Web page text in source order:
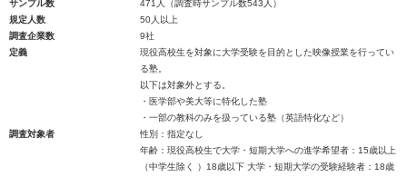
サンプル数
471人（調査時サンプル数543人）
規定人数
50人以上
調査企業数
9社
定義
現役高校生を対象に大学受験を目的とした映像授業を行ってい
る塾。
以下は対象外とする。
・医学部や美大等に特化した塾
・一部の教科のみを扱っている塾（英語特化など）
調査対象者
性別：指定なし
年齢：現役高校生で大学・短期大学への進学希望者：15歳以上
（中学生除く ）18歳以下 大学・短期大学の受験経験者：18歳